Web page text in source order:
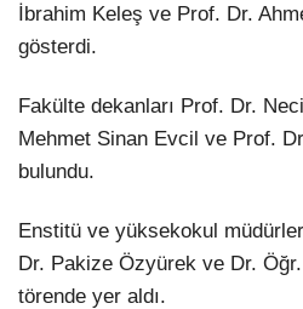
İbrahim Keleş ve Prof. Dr.
gösterdi.
Fakülte dekanları Prof. Dr.
Mehmet Sinan Evcil ve Prof.
bulundu.
Enstitü ve yüksekokul
Dr. Pakize Özyürek ve Dr.
törende yer aldı.